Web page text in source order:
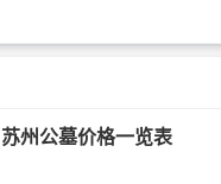
苏州公墓价格一览表